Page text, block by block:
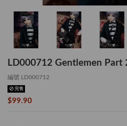
LD000712 Gentlemen Part
編號 LD000712
完售
$99.90